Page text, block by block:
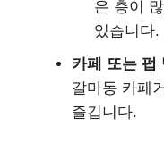
은 층이
있습니다.
카페 또는 펍
갈마동 카페
즐깁니다.